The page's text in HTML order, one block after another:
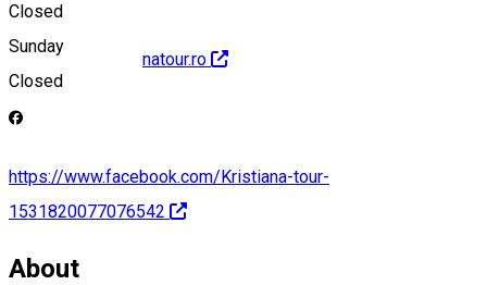
Closed
Sunday
Closed
http://www.kristianatour.ro
https://www.facebook.com/Kristiana-tour-
1531820077076542
About